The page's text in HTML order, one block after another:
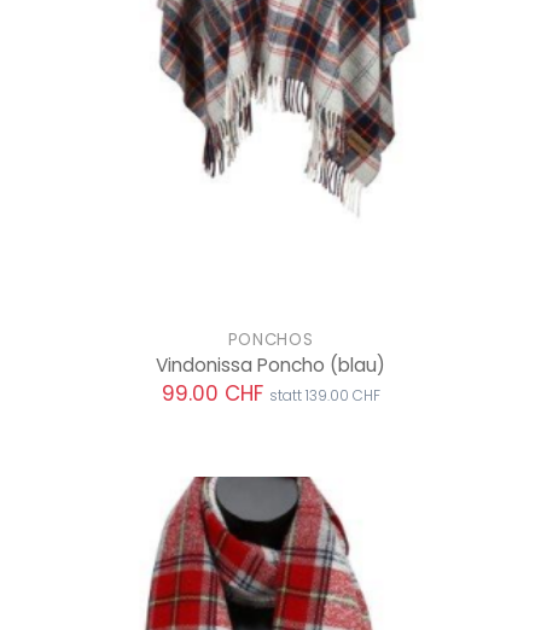
PONCHOS
Vindonissa Poncho (blau)
99.00 CHF statt 139.00 CHF